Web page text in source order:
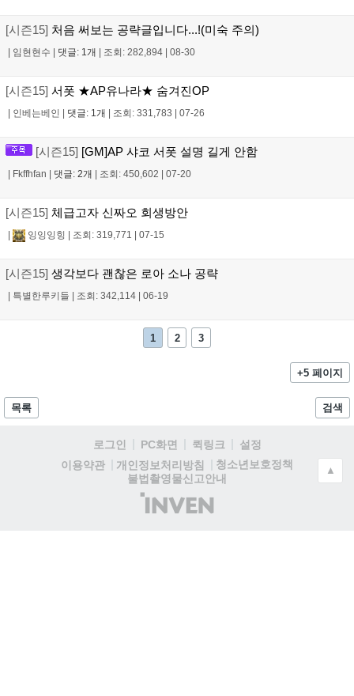
[시즌15] 처음 써보는 공략글입니다...!(미숙 주의)
임현현수 댓글: 1개 조회: 282,894 08-30
[시즌15] 서폿 ★AP유나라★ 숨겨진OP
인베는베인 댓글: 1개 조회: 331,783 07-26
[시즌15] [GM]AP 샤코 서폿 설명 길게 안함
Fkffhfan 댓글: 2개 조회: 450,602 07-20
[시즌15] 체급고자 신짜오 회생방안
잉잉잉힝 조회: 319,771 07-15
[시즌15] 생각보다 괜찮은 로아 소나 공략
특별한루키들 조회: 342,114 06-19
1 2 3
+5 페이지
목록 검색
로그인 PC화면 퀵링크
설정
이용약관
개인정보처리방침
청소년보호정책
불법촬영물신고안내
(주)
인
▲